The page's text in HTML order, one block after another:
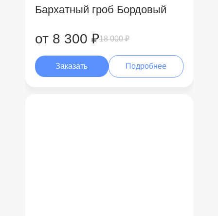
Бархатный гроб Бордовый
от 8 300 ₽18 000 ₽
Заказать Подробнее